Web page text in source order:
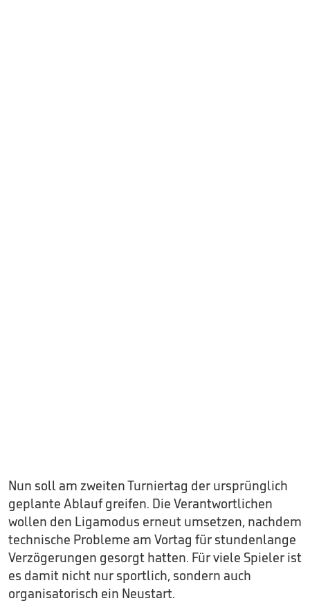
Nun soll am zweiten Turniertag der ursprünglich
geplante Ablauf greifen. Die Verantwortlichen
wollen den Ligamodus erneut umsetzen, nachdem
technische Probleme am Vortag für stundenlange
Verzögerungen gesorgt hatten. Für viele Spieler ist
es damit nicht nur sportlich, sondern auch
organisatorisch ein Neustart.